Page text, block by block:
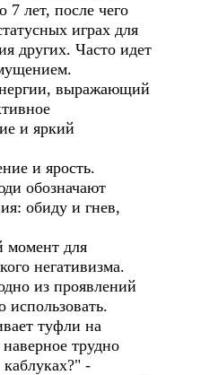
7 лет, после чего
играх для
других. Часто идет
выражающий
и яркий
и ярость.
обозначают
обиду и гнев,
момент для
негативизма.
из проявлений
использовать.
туфли на
трудно
-